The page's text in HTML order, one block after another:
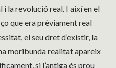
i la revolució real. I així en el
que era prèviament real
el seu dret d’existir, la
moribunda realitat apareix
si l’antiga és prou